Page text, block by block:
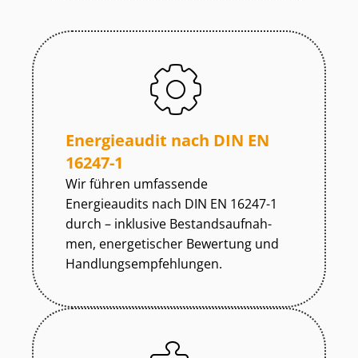
Energieaudit nach DIN EN
16247-1
Wir führen umfassende
Energieaudits nach DIN EN 16247-1
durch – inklusive Be­stands­auf­nah­
men, energetischer Bewertung und
Hand­lungs­emp­feh­lun­gen.